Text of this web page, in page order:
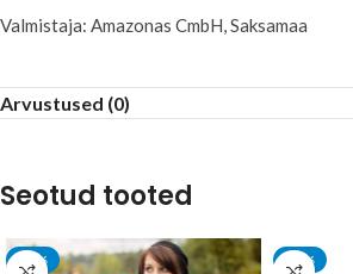
Valmistaja: Amazonas CmbH, Saksamaa
Arvustused (0)
Seotud tooted
-30% -30%